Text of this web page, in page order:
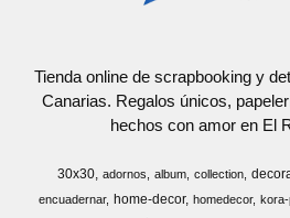
Tienda online de scrapbooking y
Canarias. Regalos únicos,
hechos con amor en El
30x30 adornos album collection
encuadernar
home-decor homedecor